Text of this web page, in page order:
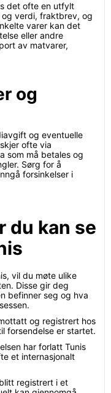
det ofte en utfylt
verdi, fraktbrev, og
varer kan det
eller andre
av matvarer,
og
og eventuelle
ofte via
som må betales og
Sørg for å
forsinkelser i
du kan se
vil du møte ulike
Disse gir deg
befinner seg og hva
og registrert hos
forsendelse er startet.
har forlatt Tunis
et internasjonalt
registrert i et